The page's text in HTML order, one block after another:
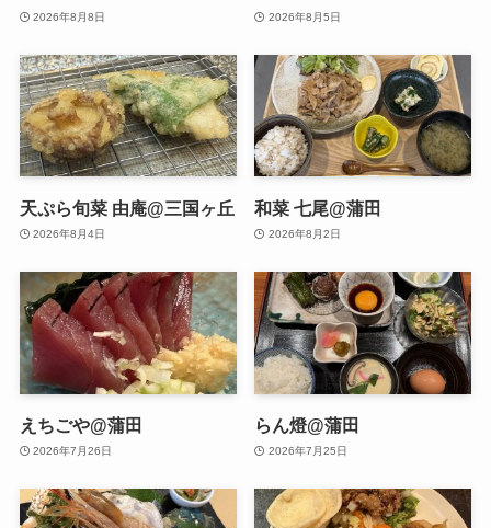
2026年8月8日 2026年8月5日
天ぷら旬菜 由庵@三国ヶ丘
2026年8月4日
和菜 七尾@蒲田
2026年8月2日
えちごや@蒲田
2026年7月26日
らん燈@蒲田
2026年7月25日